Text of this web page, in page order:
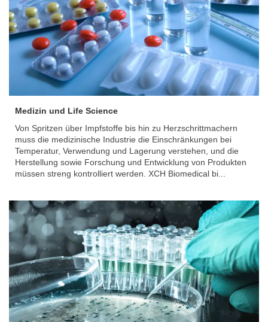
Medizin und Life Science
Von Spritzen über Impfstoffe bis hin zu Herzschrittmachern
muss die medizinische Industrie die Einschränkungen bei
Temperatur, Verwendung und Lagerung verstehen, und die
Herstellung sowie Forschung und Entwicklung von Produkten
müssen streng kontrolliert werden. XCH Biomedical bi...